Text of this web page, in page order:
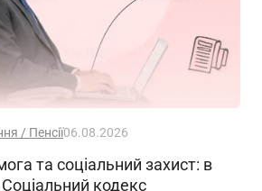
/ Пенсії06.08.2026
та соціальний захист: в
Соціальний кодекс